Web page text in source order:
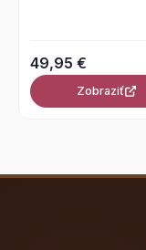
49,95 €
Zobraziť